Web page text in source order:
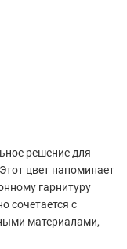
решение для
цвет напоминает
гарнитуру
сочетается с
материалами,